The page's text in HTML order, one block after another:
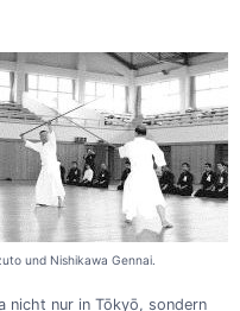
und Nishikawa Gennai.
nicht nur in Tōkyō, sondern